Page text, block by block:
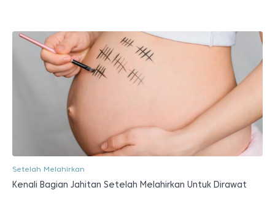
Setelah Melahirkan
Kenali Bagian Jahitan Setelah Melahirkan Untuk Dirawat